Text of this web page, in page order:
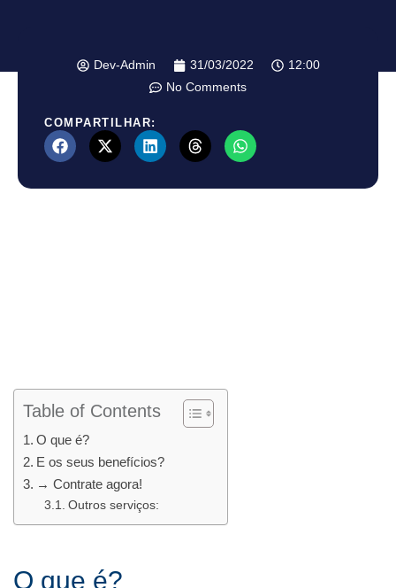
Dev-Admin 31/03/2022
12:00
No Comments
COMPARTILHAR:
Table of Contents
O que é?
E os seus benefícios?
→ Contrate agora!
Outros serviços:
O que é?